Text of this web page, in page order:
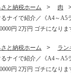
と納税ホーム 肉
るナイで紹介／《A4～A5
円 2万円 ゴチになり
と納税ホーム ラン
るナイで紹介／《A4～A5
円 2万円 ゴチになり